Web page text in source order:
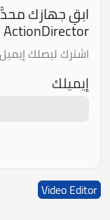
ابقِ جهازك
!
اشترك ليصلك
إيميلك
Video Editor